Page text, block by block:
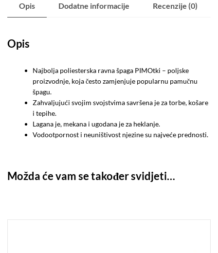
Opis Dodatne informacije Recenzije (0)
Opis
Najbolja poliesterska ravna špaga PIMOtki – poljske
proizvodnje, koja često zamjenjuje popularnu pamučnu
špagu.
Zahvaljujući svojim svojstvima savršena je za torbe, košare
i tepihe.
Lagana je, mekana i ugodana je za heklanje.
Vodootpornost i neuništivost njezine su najveće prednosti.
Možda će vam se također svidjeti…